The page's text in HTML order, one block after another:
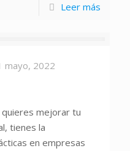
Leer más
mayo, 2022
quieres mejorar tu
tienes la
en empresas